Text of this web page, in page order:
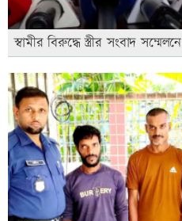
স্বামীর বিরুদ্ধে স্ত্রীর সংবাদ সম্মেলনে